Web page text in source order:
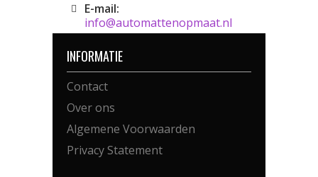
E-mail:
info@automattenopmaat.nl
INFORMATIE
Contact
Over ons
Algemene Voorwaarden
Privacy Statement